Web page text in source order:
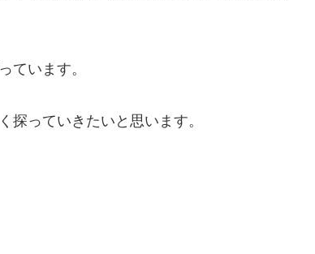
ています。
探っていきたいと思います。